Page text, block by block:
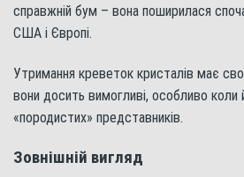
справжній бум – вона поширилася
США і Європі.
Утримання креветок кристалів має
вони досить вимогливі, особливо коли
«породистих» представників.
Зовнішній вигляд